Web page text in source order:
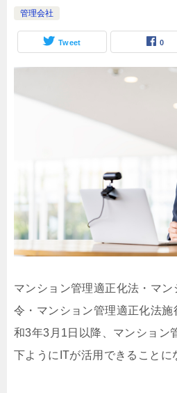
管理会社
Tweet 0
マンション管理適正化法・マ
令・マンション管理適正化法
和3年3月1日以降、マンション
下ようにITが活用できることに